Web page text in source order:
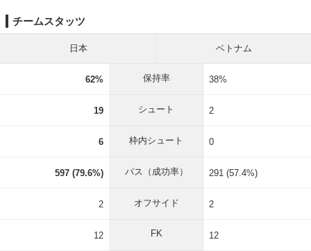
チームスタッツ
日本 ベトナム
62% 保持率 38%
19 シュート 2
6 枠内シュート 0
597 (79.6%) パス（成功率） 291 (57.4%)
2 オフサイド 2
12 FK 12